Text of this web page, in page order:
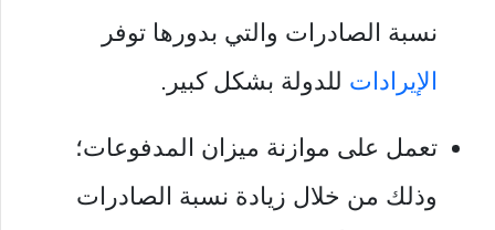
نسبة الصادرات والتي بدورها توفر
الإيرادات للدولة بشكل كبير.
تعمل على موازنة ميزان المدفوعات؛
وذلك من خلال زيادة نسبة الصادرات